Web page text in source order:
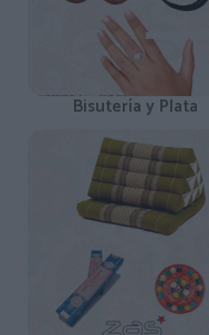
Bisutería y Plata